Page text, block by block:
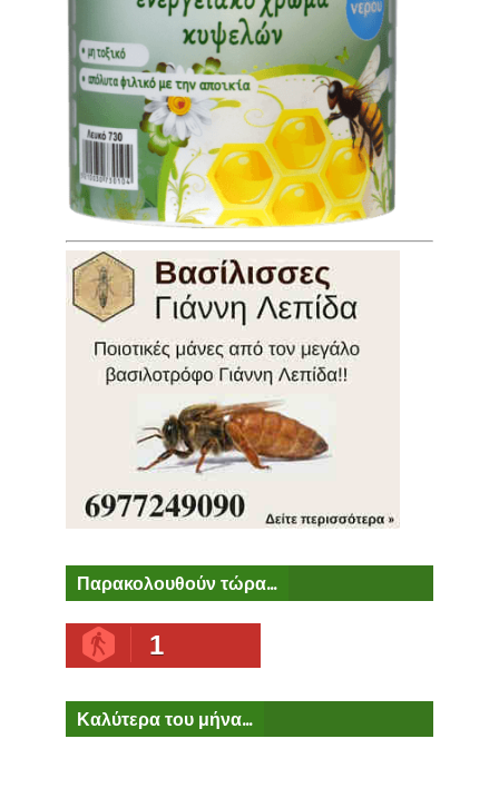
Παρακολουθούν τώρα...
1
Καλύτερα του μήνα...